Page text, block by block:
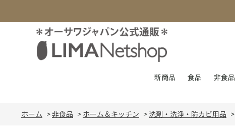
新商品 食品 非食品
ホーム >非食品 > ホーム＆キッチン > 洗剤・洗浄・防カビ用品 >